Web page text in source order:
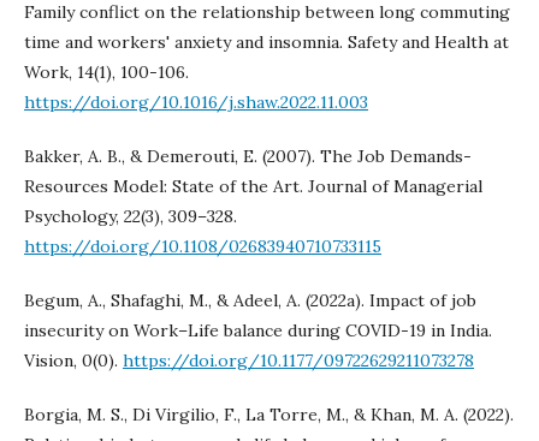
Family conflict on the relationship between long commuting
time and workers' anxiety and insomnia. Safety and Health at
Work, 14(1), 100-106.
https://doi.org/10.1016/j.shaw.2022.11.003
Bakker, A. B., & Demerouti, E. (2007). The Job Demands-
Resources Model: State of the Art. Journal of Managerial
Psychology, 22(3), 309–328.
https://doi.org/10.1108/02683940710733115
Begum, A., Shafaghi, M., & Adeel, A. (2022a). Impact of job
insecurity on Work–Life balance during COVID-19 in India.
Vision, 0(0). https://doi.org/10.1177/09722629211073278
Borgia, M. S., Di Virgilio, F., La Torre, M., & Khan, M. A. (2022).